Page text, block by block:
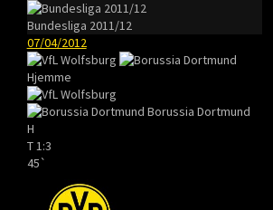
Bundesliga 2011/12
07/04/2012
Hjemme
Borussia Dortmund
H
T 1:3
45`